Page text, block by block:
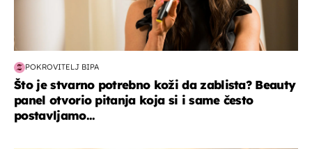
POKROVITELJ BIPA
Što je stvarno potrebno koži da zablista? Beauty
panel otvorio pitanja koja si i same često
postavljamo...